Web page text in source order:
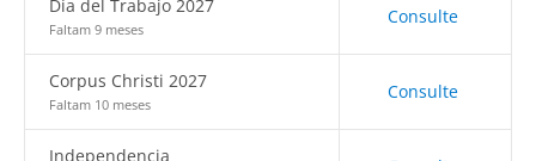
Día del Trabajo 2027
Faltam 9 meses
Consulte
Corpus Christi 2027
Faltam 10 meses
Consulte
Independencia